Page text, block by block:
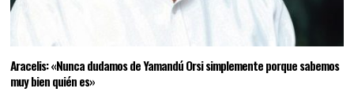
Aracelis: «Nunca dudamos de Yamandú Orsi simplemente porque sabemos
muy bien quién es»